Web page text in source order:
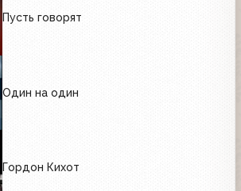
Пусть говорят
Один на один
Гордон Кихот